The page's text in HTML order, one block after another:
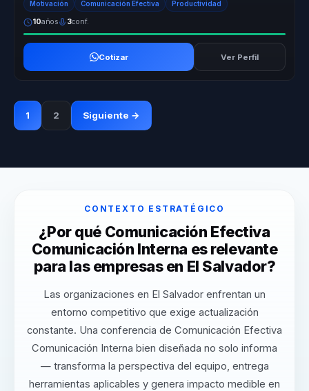
Motivación Comunicación Efectiva Productividad
10años 3conf.
Cotizar Ver Perfil
1 2 Siguiente →
CONTEXTO ESTRATÉGICO
¿Por qué Comunicación Efectiva
Comunicación Interna es relevante
para las empresas en El Salvador?
Las organizaciones en El Salvador enfrentan un
entorno competitivo que exige actualización
constante. Una conferencia de Comunicación Efectiva
Comunicación Interna bien diseñada no solo informa
— transforma la perspectiva del equipo, entrega
herramientas aplicables y genera impacto medible en